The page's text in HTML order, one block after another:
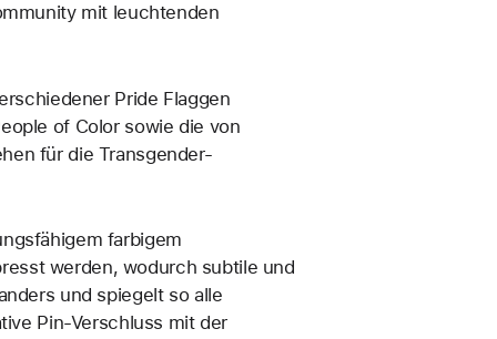
mit leuchtenden
Pride Flaggen
of Color sowie die von
für die Transgender-
farbigem
werden, wodurch subtile und
und spiegelt so alle
Pin-Verschluss mit der